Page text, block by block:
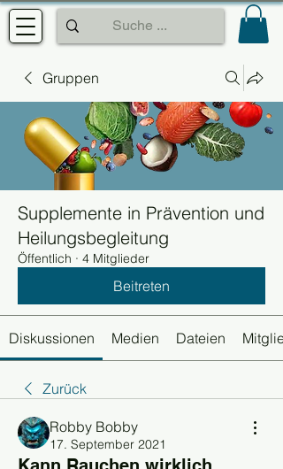
Gruppen
Supplemente in Prävention und
Heilungsbegleitung
Öffentlich · 4 Mitglieder
Beitreten
Diskussionen Medien Dateien
Zurück
Robby Bobby
17. September 2021